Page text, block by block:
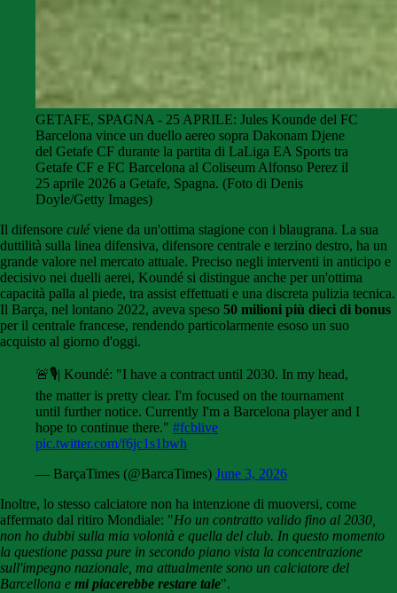
GETAFE, SPAGNA - 25 APRILE: Jules Kounde del FC
Barcelona vince un duello aereo sopra Dakonam Djene
del Getafe CF durante la partita di LaLiga EA Sports tra
Getafe CF e FC Barcelona al Coliseum Alfonso Perez il
25 aprile 2026 a Getafe, Spagna. (Foto di Denis
Doyle/Getty Images)
Il difensore culéviene da un'ottima stagione con i blaugrana. La sua
duttilità sulla linea difensiva, difensore centrale e terzino destro, ha un
grande valore nel mercato attuale. Preciso negli interventi in anticipo e
decisivo nei duelli aerei, Koundé si distingue anche per un'ottima
capacità palla al piede, tra assist effettuati e una discreta pulizia tecnica.
Il Barça, nel lontano 2022, aveva speso 50 milioni più dieci di bonus
per il centrale francese, rendendo particolarmente esoso un suo
acquisto al giorno d'oggi.
🚨🎙️| Koundé: "I have a contract until 2030. In my head,
the matter is pretty clear. I'm focused on the tournament
until further notice. Currently I'm a Barcelona player and I
hope to continue there." #fcblive
pic.twitter.com/f6jc1s1bwh
— BarçaTimes (@BarcaTimes) June 3, 2026
Inoltre, lo stesso calciatore non ha intenzione di muoversi, come
affermato dal ritiro Mondiale: "Ho un contratto valido fino al 2030,
non ho dubbi sulla mia volontà e quella del club. In questo momento
la questione passa pure in secondo piano vista la concentrazione
sull'impegno nazionale, ma attualmente sono un calciatore del
Barcellona e mi piacerebbe restare tale".